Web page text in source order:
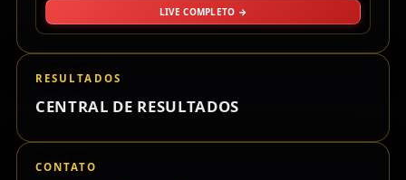
LIVE COMPLETO →
RESULTADOS
CENTRAL DE RESULTADOS
CONTATO